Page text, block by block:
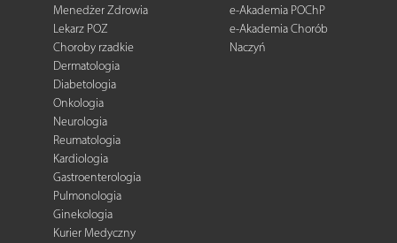
Menedżer Zdrowia
Lekarz POZ
Choroby rzadkie
Dermatologia
Diabetologia
Onkologia
Neurologia
Reumatologia
Kardiologia
Gastroenterologia
Pulmonologia
Ginekologia
Kurier Medyczny
e-Akademia POChP
e-Akademia Chorób
Naczyń